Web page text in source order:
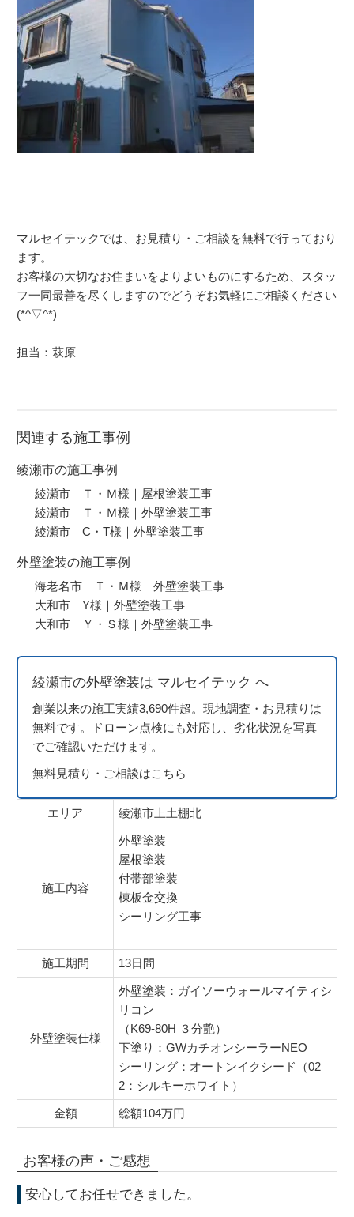
マルセイテックでは、お見積り・ご相談を無料で行っており
ます。
お客様の大切なお住まいをよりよいものにするため、スタッ
フ一同最善を尽くしますのでどうぞお気軽にご相談ください
(*^▽^*)
担当：萩原
関連する施工事例
綾瀬市の施工事例
綾瀬市 Ｔ・Ｍ様｜屋根塗装工事
綾瀬市 Ｔ・Ｍ様｜外壁塗装工事
綾瀬市 C・T様｜外壁塗装工事
外壁塗装の施工事例
海老名市 Ｔ・Ｍ様 外壁塗装工事
大和市 Y様｜外壁塗装工事
大和市 Ｙ・Ｓ様｜外壁塗装工事
綾瀬市の外壁塗装は マルセイテック へ
創業以来の施工実績3,690件超。現地調査・お見積りは
無料です。ドローン点検にも対応し、劣化状況を写真
でご確認いただけます。
無料見積り・ご相談はこちら
エリア 綾瀬市上土棚北
施工内容
外壁塗装
屋根塗装
付帯部塗装
棟板金交換
シーリング工事
施工期間 13日間
外壁塗装仕様
外壁塗装：ガイソーウォールマイティシ
リコン
（K69-80H ３分艶）
下塗り：GWカチオンシーラーNEO
シーリング：オートンイクシード（02
2：シルキーホワイト）
金額 総額104万円
お客様の声・ご感想
安心してお任せできました。